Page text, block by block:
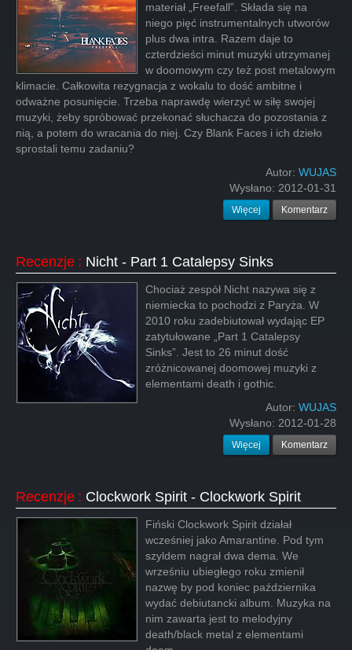
materiał „Freefall”. Składa się na
niego pięć instrumentalnych utworów
plus dwa intra. Razem daje to
czterdzieści minut muzyki utrzymanej
w doomowym czy też post metalowym
klimacie. Całkowita rezygnacja z wokalu to dość ambitne i
odważne posunięcie. Trzeba naprawdę wierzyć w siłę swojej
muzyki, żeby spróbować przekonać słuchacza do pozostania z
nią, a potem do wracania do niej. Czy Blank Faces i ich dzieło
sprostali temu zadaniu?
Autor: WUJAS
Wysłano: 2012-01-31
Więcej Komentarz
Recenzje : Nicht - Part 1 Catalepsy Sinks
Chociaż zespół Nicht nazywa się z
niemiecka to pochodzi z Paryża. W
2010 roku zadebiutował wydając EP
zatytułowane „Part 1 Catalepsy
Sinks”. Jest to 26 minut dość
zróżnicowanej doomowej muzyki z
elementami death i gothic.
Autor: WUJAS
Wysłano: 2012-01-28
Więcej Komentarz
Recenzje : Clockwork Spirit - Clockwork Spirit
Fiński Clockwork Spirit działał
wcześniej jako Amarantine. Pod tym
szyldem nagrał dwa dema. We
wrześniu ubiegłego roku zmienił
nazwę by pod koniec października
wydać debiutancki album. Muzyka na
nim zawarta jest to melodyjny
death/black metal z elementami